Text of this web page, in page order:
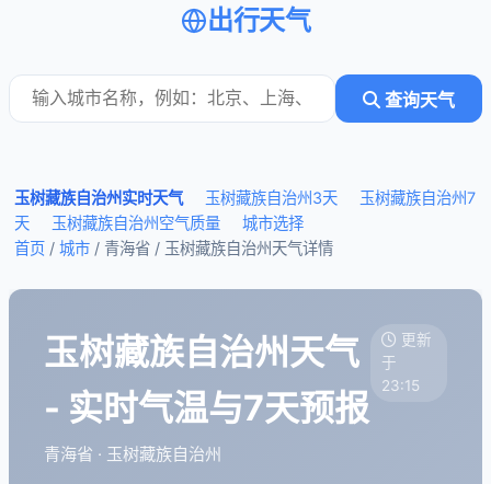
出行天气
查询天气
玉树藏族自治州实时天气 玉树藏族自治州3天
玉树藏族自治州7
天
玉树藏族自治州空气质量
城市选择
首页 / 城市 / 青海省 / 玉树藏族自治州天气详情
玉树藏族自治州天气
- 实时气温与7天预报
青海省 · 玉树藏族自治州
更新
于
23:15